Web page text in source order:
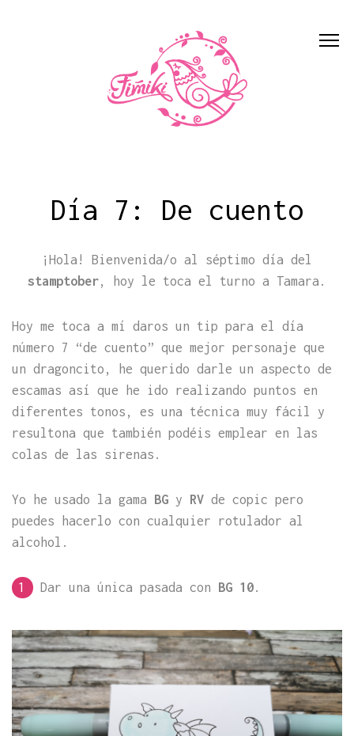
Día 7: De cuento
¡Hola! Bienvenida/o al séptimo día del
stamptober, hoy le toca el turno a Tamara.
Hoy me toca a mí daros un tip para el día
número 7 “de cuento” que mejor personaje que
un dragoncito, he querido darle un aspecto de
escamas así que he ido realizando puntos en
diferentes tonos, es una técnica muy fácil y
resultona que también podéis emplear en las
colas de las sirenas.
Yo he usado la gama BG y RV de copic pero
puedes hacerlo con cualquier rotulador al
alcohol.
1 Dar una única pasada con BG 10.